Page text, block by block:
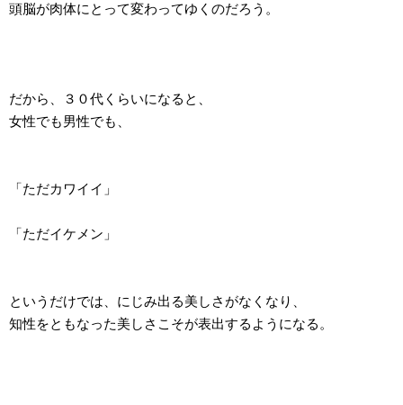
頭脳が肉体にとって変わってゆくのだろう。
だから、３０代くらいになると、
女性でも男性でも、
「ただカワイイ」
「ただイケメン」
というだけでは、にじみ出る美しさがなくなり、
知性をともなった美しさこそが表出するようになる。